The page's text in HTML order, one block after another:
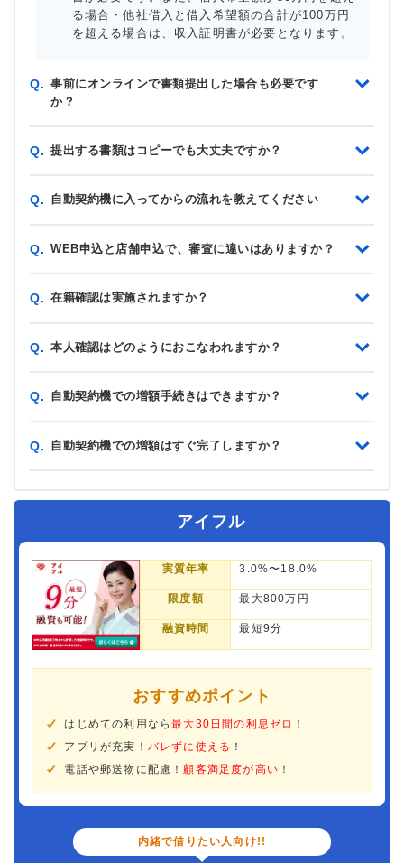
る場合・他社借入と借入希望額の合計が100万円
を超える場合は、収入証明書が必要となります。
Q. 事前にオンラインで書類提出した場合も必要です
か？
Q. 提出する書類はコピーでも大丈夫ですか？
Q. 自動契約機に入ってからの流れを教えてください
Q. WEB申込と店舗申込で、審査に違いはありますか？
Q. 在籍確認は実施されますか？
Q. 本人確認はどのようにおこなわれますか？
Q. 自動契約機での増額手続きはできますか？
Q. 自動契約機での増額はすぐ完了しますか？
アイフル
実質年率 3.0%〜18.0%
限度額 最大800万円
融資時間 最短9分
おすすめポイント
はじめての利用なら最大30日間の利息ゼロ ！
アプリが充実！ バレずに使える ！
電話や郵送物に配慮！ 顧客満足度が高い ！
内緒で借りたい人向け!!